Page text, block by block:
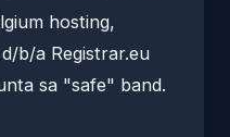
hosting,
b/a Registrar.eu
sa "safe" band.